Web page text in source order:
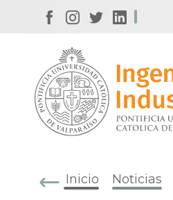
Inicio Noticias